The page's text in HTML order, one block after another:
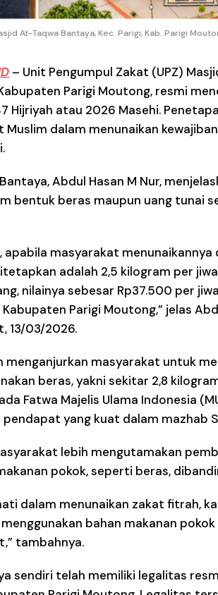
At-Taqwa Bantaya, Kec. Parigi, Kab. Parigi
– Unit Pengumpul Zakat (UPZ)
Parigi Moutong, resmi
Hijriyah atau 2026 Masehi.
dalam menunaikan
Abdul Hasan M Nur,
bentuk beras maupun uang tunai
apabila masyarakat
adalah 2,5 kilogram per
nilainya sebesar Rp37.500 per
Parigi Moutong,” jelas
13/03/2026.
menganjurkan masyarakat untuk
beras, yakni sekitar 2,8
Fatwa Majelis Ulama Indonesia
yang kuat dalam mazhab
lebih mengutamakan
pokok, seperti beras,
dalam menunaikan zakat fitrah,
bahan makanan
tambahnya.
sendiri telah memiliki legalitas